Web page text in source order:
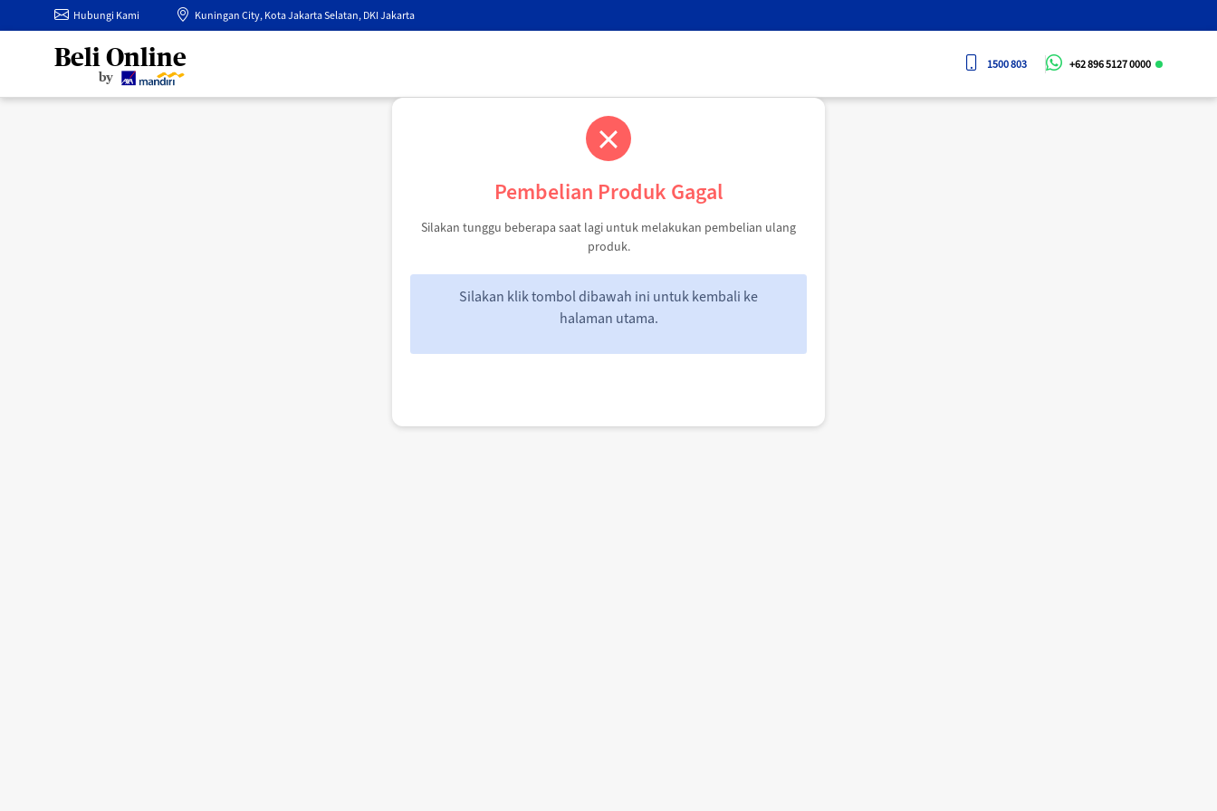
Hubungi Kami Kuningan City, Kota Jakarta Selatan, DKI Jakarta
Beli Online
by
1500 803 +62 896 5127 0000
Pembelian Produk Gagal
Silakan tunggu beberapa saat lagi untuk melakukan pembelian ulang
produk.
Silakan klik tombol dibawah ini untuk kembali ke
halaman utama.